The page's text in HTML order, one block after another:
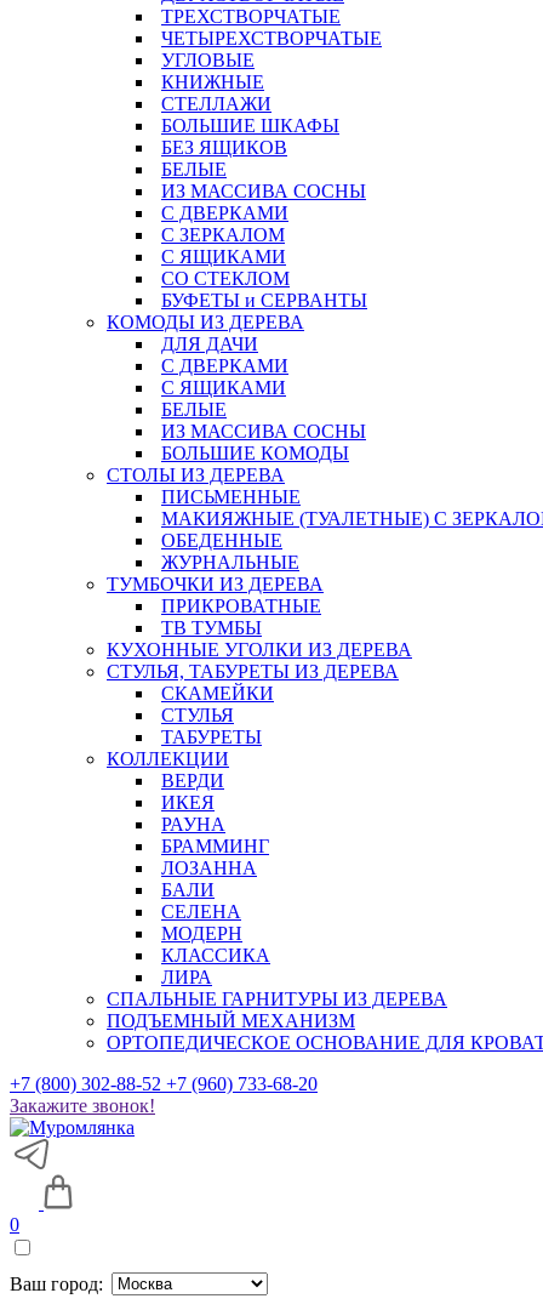
ТРЕХСТВОРЧАТЫЕ
ЧЕТЫРЕХСТВОРЧАТЫЕ
УГЛОВЫЕ
КНИЖНЫЕ
СТЕЛЛАЖИ
БОЛЬШИЕ ШКАФЫ
БЕЗ ЯЩИКОВ
БЕЛЫЕ
ИЗ МАССИВА СОСНЫ
С ДВЕРКАМИ
С ЗЕРКАЛОМ
С ЯЩИКАМИ
СО СТЕКЛОМ
БУФЕТЫ и СЕРВАНТЫ
КОМОДЫ ИЗ ДЕРЕВА
ДЛЯ ДАЧИ
С ДВЕРКАМИ
С ЯЩИКАМИ
БЕЛЫЕ
ИЗ МАССИВА СОСНЫ
БОЛЬШИЕ КОМОДЫ
СТОЛЫ ИЗ ДЕРЕВА
ПИСЬМЕННЫЕ
МАКИЯЖНЫЕ (ТУАЛЕТНЫЕ) С
ОБЕДЕННЫЕ
ЖУРНАЛЬНЫЕ
ТУМБОЧКИ ИЗ ДЕРЕВА
ПРИКРОВАТНЫЕ
ТВ ТУМБЫ
КУХОННЫЕ УГОЛКИ ИЗ ДЕРЕВА
СТУЛЬЯ, ТАБУРЕТЫ ИЗ ДЕРЕВА
СКАМЕЙКИ
СТУЛЬЯ
ТАБУРЕТЫ
КОЛЛЕКЦИИ
ВЕРДИ
ИКЕЯ
РАУНА
БРАММИНГ
ЛОЗАННА
БАЛИ
СЕЛЕНА
МОДЕРН
КЛАССИКА
ЛИРА
СПАЛЬНЫЕ ГАРНИТУРЫ ИЗ ДЕРЕВА
ПОДЪЕМНЫЙ МЕХАНИЗМ
ОРТОПЕДИЧЕСКОЕ ОСНОВАНИЕ ДЛЯ
+7 (800) 302-88-52 +7 (960) 733-68-20
Закажите звонок!
0
Ваш город: